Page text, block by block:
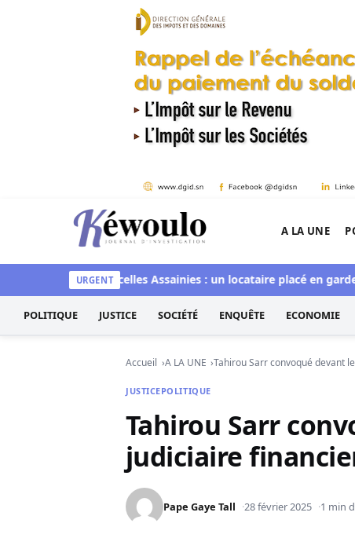
Aller au contenu
Kéwoulo, le premier site d'information et
A LA UNE
URGENT
Parcelles Assainies : un locataire placé en garde à
POLITIQUE JUSTICE SOCIÉTÉ ENQUÊTE ECONOMIE
Accueil A LA UNE Tahirou Sarr convoqué devant
JUSTICEPOLITIQUE
Tahirou Sarr
judiciaire
Pape Gaye Tall 28 février 2025 1 min